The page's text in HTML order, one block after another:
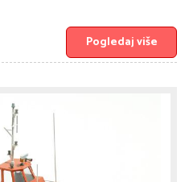
Pogledaj više